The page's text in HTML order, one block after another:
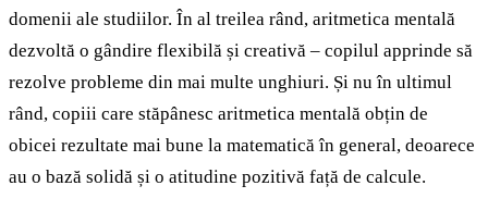
domenii ale studiilor. În al treilea rând, aritmetica mentală
dezvoltă o gândire flexibilă și creativă – copilul apprinde să
rezolve probleme din mai multe unghiuri. Și nu în ultimul
rând, copiii care stăpânesc aritmetica mentală obțin de
obicei rezultate mai bune la matematică în general, deoarece
au o bază solidă și o atitudine pozitivă față de calcule.